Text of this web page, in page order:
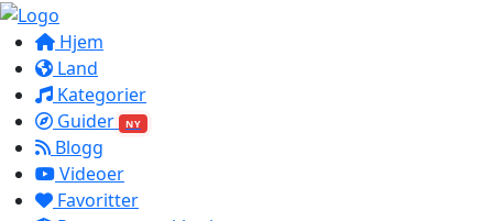
Hjem
Land
Kategorier
Guider
NY
Blogg
Videoer
Favoritter